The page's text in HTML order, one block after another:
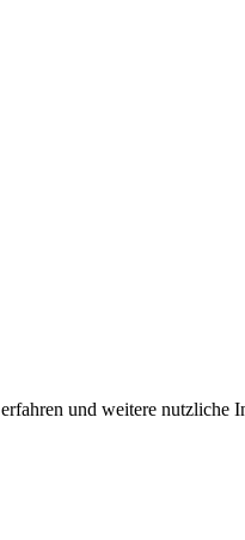
erfahren und weitere nutzliche